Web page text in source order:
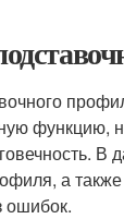
функцию,
а
ошибок.